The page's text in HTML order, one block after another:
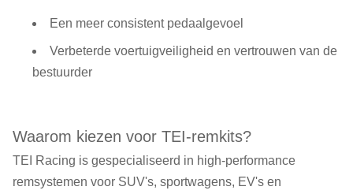
Een meer consistent pedaalgevoel
Verbeterde voertuigveiligheid en vertrouwen van de
bestuurder
Waarom kiezen voor TEI-remkits?
TEI Racing is gespecialiseerd in high-performance
remsystemen voor SUV's, sportwagens, EV's en